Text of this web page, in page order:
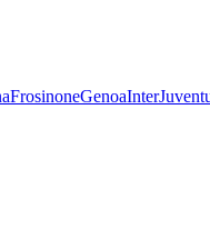
FrosinoneGenoaInter